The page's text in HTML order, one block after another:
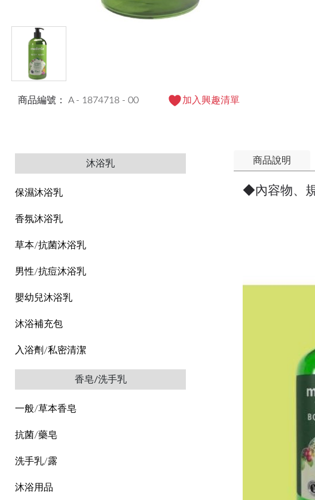
商品編號： A - 1874718 - 00 加入興趣清單
沐浴乳
保濕沐浴乳
香氛沐浴乳
草本/抗菌沐浴乳
男性/抗痘沐浴乳
嬰幼兒沐浴乳
沐浴補充包
入浴劑/私密清潔
香皂/洗手乳
一般/草本香皂
抗菌/藥皂
洗手乳/露
沐浴用品
商品說明
◆內容物、